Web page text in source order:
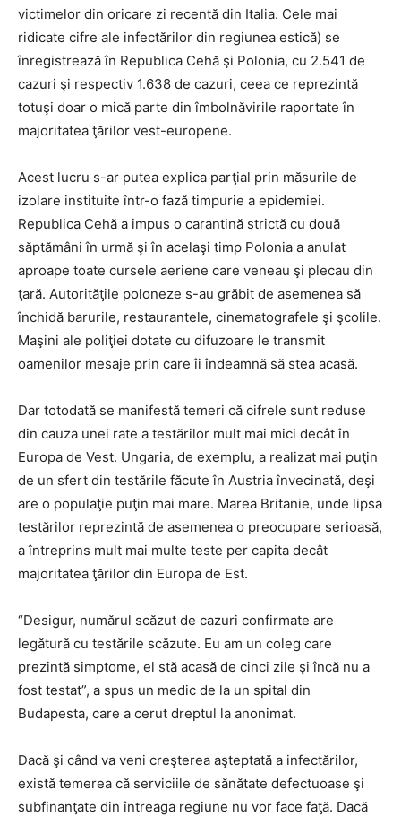
victimelor din oricare zi recentă din Italia. Cele mai
ridicate cifre ale infectărilor din regiunea estică) se
înregistrează în Republica Cehă şi Polonia, cu 2.541 de
cazuri şi respectiv 1.638 de cazuri, ceea ce reprezintă
totuşi doar o mică parte din îmbolnăvirile raportate în
majoritatea ţărilor vest-europene.
Acest lucru s-ar putea explica parţial prin măsurile de
izolare instituite într-o fază timpurie a epidemiei.
Republica Cehă a impus o carantină strictă cu două
săptămâni în urmă şi în acelaşi timp Polonia a anulat
aproape toate cursele aeriene care veneau şi plecau din
ţară. Autorităţile poloneze s-au grăbit de asemenea să
închidă barurile, restaurantele, cinematografele şi şcolile.
Maşini ale poliţiei dotate cu difuzoare le transmit
oamenilor mesaje prin care îi îndeamnă să stea acasă.
Dar totodată se manifestă temeri că cifrele sunt reduse
din cauza unei rate a testărilor mult mai mici decât în
Europa de Vest. Ungaria, de exemplu, a realizat mai puţin
de un sfert din testările făcute în Austria învecinată, deşi
are o populaţie puţin mai mare. Marea Britanie, unde lipsa
testărilor reprezintă de asemenea o preocupare serioasă,
a întreprins mult mai multe teste per capita decât
majoritatea ţărilor din Europa de Est.
“Desigur, numărul scăzut de cazuri confirmate are
legătură cu testările scăzute. Eu am un coleg care
prezintă simptome, el stă acasă de cinci zile şi încă nu a
fost testat”, a spus un medic de la un spital din
Budapesta, care a cerut dreptul la anonimat.
Dacă şi când va veni creşterea aşteptată a infectărilor,
există temerea că serviciile de sănătate defectuoase şi
subfinanţate din întreaga regiune nu vor face faţă. Dacă